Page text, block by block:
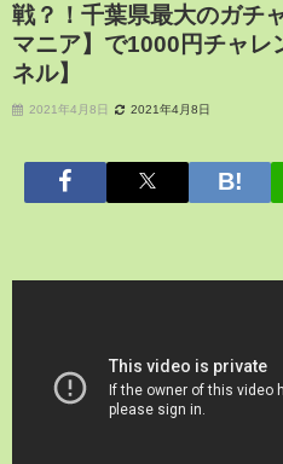
戦？！千葉県最大のガチ
マニア】で1000円チャレ
ネル】
2021年4月8日 2021年4月8日